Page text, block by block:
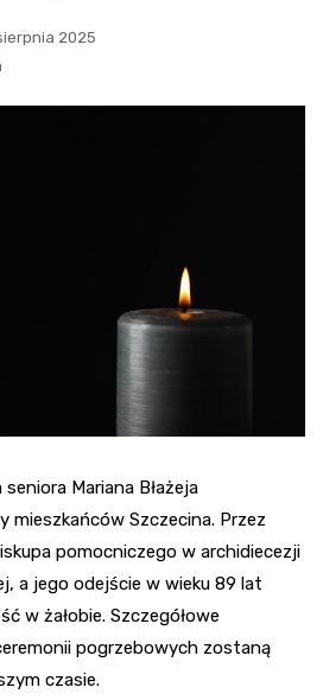
2025
Mariana Błażeja
mieszkańców Szczecina. Przez
pomocniczego w archidiecezji
a jego odejście w wieku 89 lat
w żałobie. Szczegółowe
pogrzebowych zostaną
czasie.